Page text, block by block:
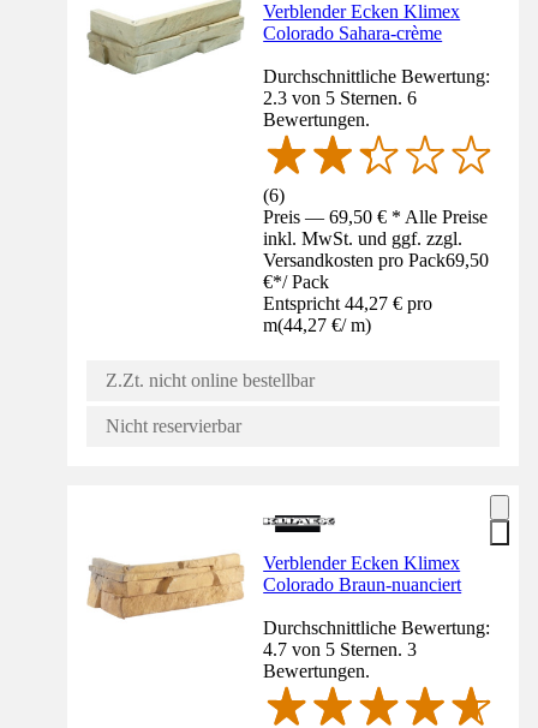
Verblender Ecken Klimex
Colorado Sahara-crème
Durchschnittliche Bewertung:
2.3 von 5 Sternen. 6
Bewertungen.
(6)
Preis — 69,50 € * Alle Preise
inkl. MwSt. und ggf. zzgl.
Versandkosten pro Pack69,50
€*/ Pack
Entspricht 44,27 € pro
m(44,27 €/ m)
Z.Zt. nicht online bestellbar
Nicht reservierbar
Verblender Ecken Klimex
Colorado Braun-nuanciert
Durchschnittliche Bewertung:
4.7 von 5 Sternen. 3
Bewertungen.